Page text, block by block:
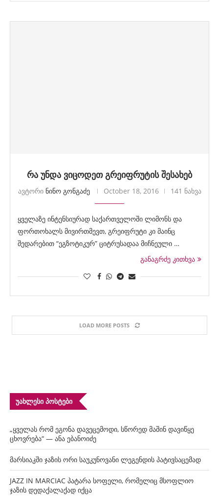
რა უნდა ვიცოდეთ გრეიფრუტის შესახებ
ავტორი ნინო გონგაძე October 18, 2016 141 ნახვა
ყველაზე ინტენსიურად საქართველოში ლიმონს და
ფორთოხალს მივირთმევთ, გრეიფრუტი კი მაინც
შედარებით “ეგზოტიკურ” ციტრუსადაა მიჩნეული …
განაგრძე კითხვა
LOAD MORE POSTS
ᲣᲐᲮᲚᲔᲡᲘ ᲞᲝᲡᲢᲔᲑᲘ
„ყველას რომ ეგონა დავეცემოდი, სწორედ მაშინ დავიწყე
ცხოვრება“ — ანა ებანოიძე
მარსიაკში ჯაზის ორი საუკუნოვანი ლეგენდის პატივსაცემად
JAZZ IN MARCIAC პატარა სოფელი, რომელიც მსოფლიო
ჯაზის დედაქალაქად იქცა